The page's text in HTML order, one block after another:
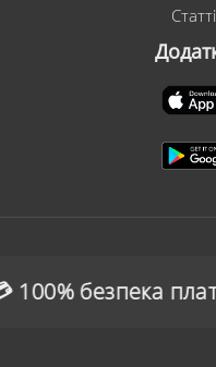
• 🌍 Зручна